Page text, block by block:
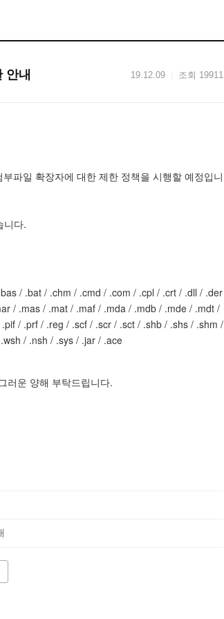
안내 19.12.09 조회 19911
파일 확장자에 대한 제한 정책을 시행할 예정입니
니다.
/ .bat / .chm / .cmd / .com / .cpl / .crt / .dll / .der
/ .mas / .mat / .maf / .mda / .mdb / .mde / .mdt /
/ .prf / .reg / .scf / .scr / .sct / .shb / .shs / .shm /
/ .nsh / .sys / .jar / .ace
러운 양해 부탁드립니다.